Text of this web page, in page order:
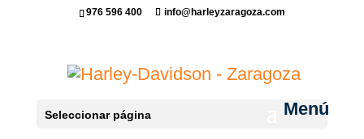
976 596 400 info@harleyzaragoza.com
Seleccionar página